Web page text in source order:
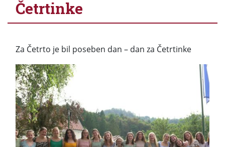
Četrtinke
Za Četrto je bil poseben dan – dan za Četrtinke